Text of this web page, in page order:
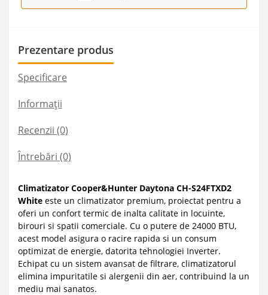
Prezentare produs
Specificare
Informații
Recenzii (0)
Întrebări (0)
Climatizator Cooper&Hunter Daytona CH-S24FTXD2
White este un climatizator premium, proiectat pentru a
oferi un confort termic de inalta calitate in locuinte,
birouri si spatii comerciale. Cu o putere de 24000 BTU,
acest model asigura o racire rapida si un consum
optimizat de energie, datorita tehnologiei Inverter.
Echipat cu un sistem avansat de filtrare, climatizatorul
elimina impuritatile si alergenii din aer, contribuind la un
mediu mai sanatos.